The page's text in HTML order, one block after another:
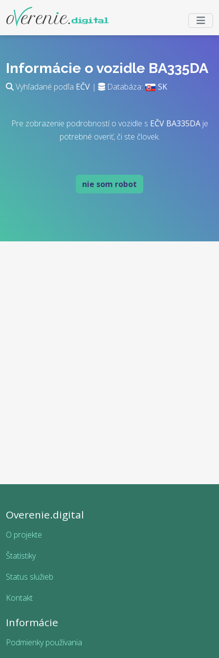
Informácie o vozidle BA335DA
Vyhľadané podľa EČV | Databáza: SK
Pre zobrazenie podrobností o vozidle s EČV BA335DAje
potrebné overiť, či ste človek.
nie som robot
Overenie.digital
O projekte
Štatistiky
Status služieb
Kontakt
Informácie
Podmienky používania